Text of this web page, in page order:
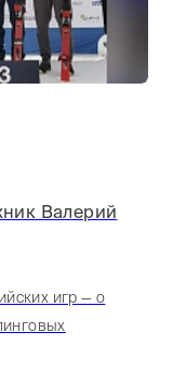
Валерий
игр — о